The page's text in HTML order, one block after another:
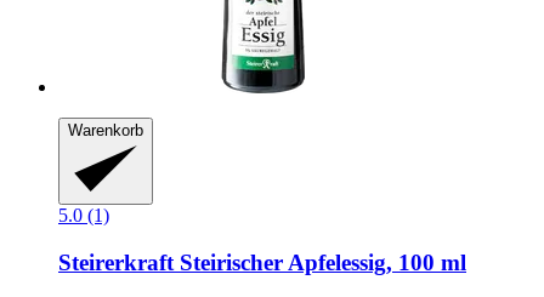
Warenkorb
5.0 (1)
Steirerkraft Steirischer Apfelessig, 100 ml